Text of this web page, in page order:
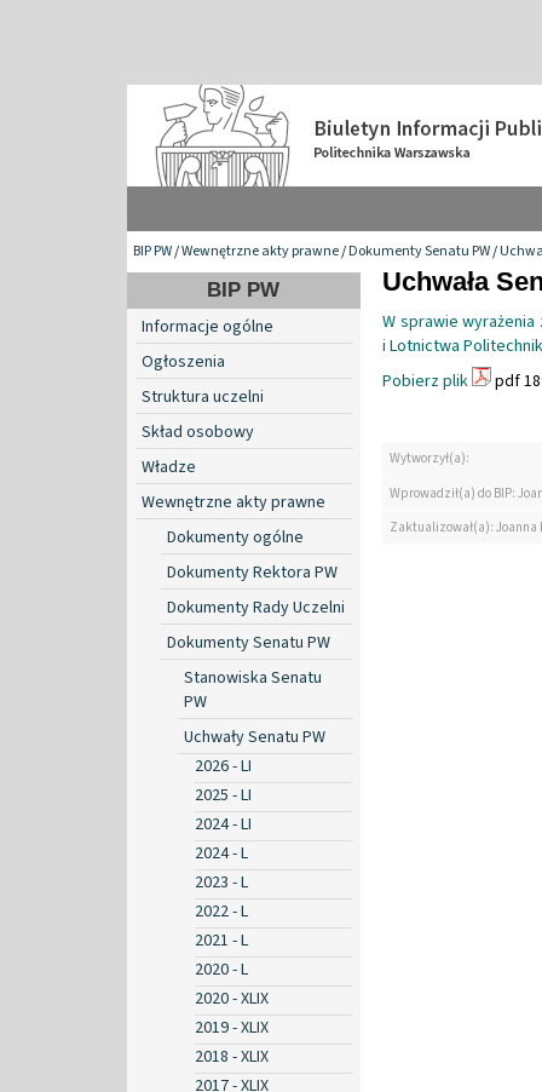
BIP PW/Wewnętrzne akty prawne/Dokumenty Senatu PW/
BIP PW
Informacje ogólne
Ogłoszenia
Struktura uczelni
Skład osobowy
Władze
Wewnętrzne akty prawne
Dokumenty ogólne
Dokumenty Rektora PW
Dokumenty Rady Uczelni
Dokumenty Senatu PW
Stanowiska Senatu
PW
Uchwały Senatu PW
2026 - LI
2025 - LI
2024 - LI
2024 - L
2023 - L
2022 - L
2021 - L
2020 - L
2020 - XLIX
2019 - XLIX
2018 - XLIX
2017 - XLIX
Uchwała
W sprawie
i Lotnictwa
Pobierz plik
pdf
Wytworzył(a):
Wprowadził(a) do BIP:
Zaktualizował(a):